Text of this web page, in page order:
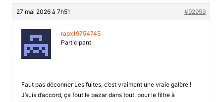
27 mai 2026 à 7h51 #92959
rapx19754745
Participant
Faut pas déconner Les fuites, c’est vraiment une vraie galère !
J’suis d’accord, ça fout le bazar dans tout. pour le filtre à